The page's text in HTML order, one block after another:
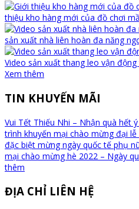
thiệu kho hàng mới của đồ chơi
sản xuất nhà liên hoàn đa năng
Video sản xuất thang leo vận
Xem thêm
TIN KHUYẾN MÃI
Vui Tết Thiếu Nhi – Nhận quà hết
trình khuyến mại chào mừng đại
đặc biệt mừng ngày quốc tế phụ
mại chào mừng hè 2022 – Ngày
thêm
ĐỊA CHỈ LIÊN HỆ